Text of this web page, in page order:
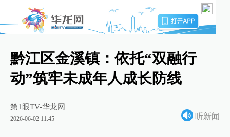
黔江区金溪镇：依托“双融行
动”筑牢未成年人成长防线
第1眼TV-华龙网
2026-06-02 11:45 听新闻